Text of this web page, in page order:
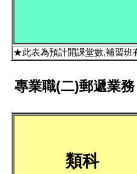
★此表為預計開課堂數,補習班
專業職(二)郵遞業務
類科